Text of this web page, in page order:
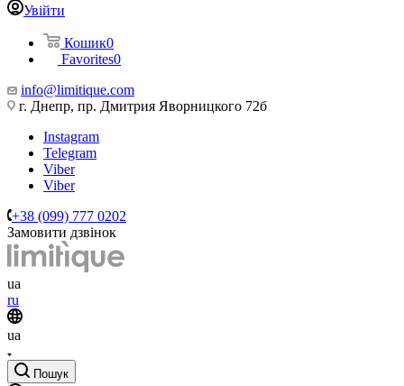
Увійти
Кошик0
Favorites0
info@limitique.com
г. Днепр, пр. Дмитрия Яворницкого 72б
Instagram
Telegram
Viber
Viber
+38 (099) 777 0202
Замовити дзвінок
ua
ru
ua
Пошук